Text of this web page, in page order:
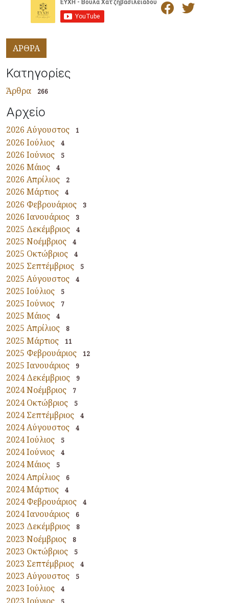
ΑΡΘΡΑ
Κατηγορίες
Άρθρα 266
Αρχείο
2026 Αύγουστος 1
2026 Ιούλιος 4
2026 Ιούνιος 5
2026 Μάιος 4
2026 Απρίλιος 2
2026 Μάρτιος 4
2026 Φεβρουάριος 3
2026 Ιανουάριος 3
2025 Δεκέμβριος 4
2025 Νοέμβριος 4
2025 Οκτώβριος 4
2025 Σεπτέμβριος 5
2025 Αύγουστος 4
2025 Ιούλιος 5
2025 Ιούνιος 7
2025 Μάιος 4
2025 Απρίλιος 8
2025 Μάρτιος 11
2025 Φεβρουάριος 12
2025 Ιανουάριος 9
2024 Δεκέμβριος 9
2024 Νοέμβριος 7
2024 Οκτώβριος 5
2024 Σεπτέμβριος 4
2024 Αύγουστος 4
2024 Ιούλιος 5
2024 Ιούνιος 4
2024 Μάιος 5
2024 Απρίλιος 6
2024 Μάρτιος 4
2024 Φεβρουάριος 4
2024 Ιανουάριος 6
2023 Δεκέμβριος 8
2023 Νοέμβριος 8
2023 Οκτώβριος 5
2023 Σεπτέμβριος 4
2023 Αύγουστος 5
2023 Ιούλιος 4
2023 Ιούνιος